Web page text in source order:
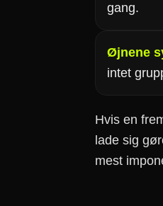
gang.
Øjnene
intet
Hvis en
lade sig
mest